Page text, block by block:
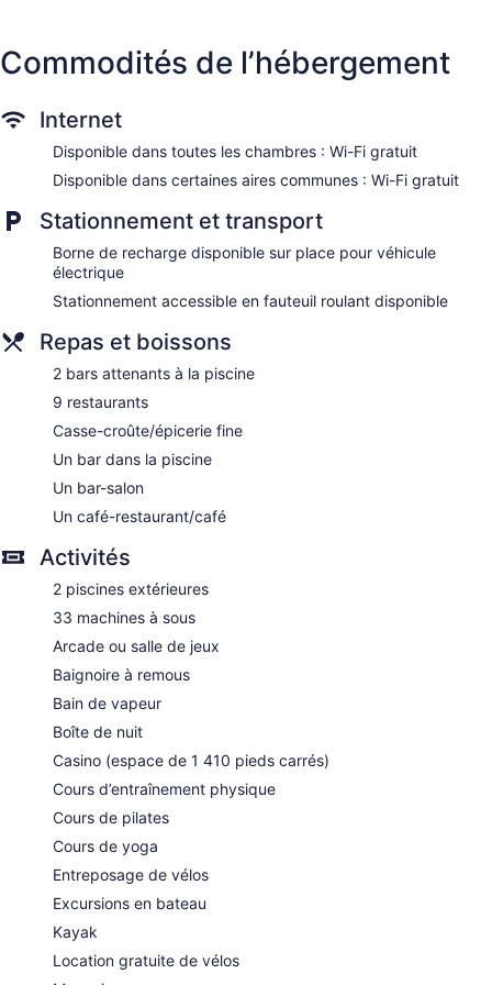
Nightclub
Beach lounge chairs
Towels for the beach
Poolside lounge chairs
Business facilities
Conference space
Dry cleaning
Self-service laundry
Front desk (24 hours)
Express check-in
Express check-out
Staff is multilingual
Storage area for luggage
Front-desk safe
Tour and ticket information
Wedding services available
Game room or arcade
Pool or billiards table
Convenience store
Terrace
Garden
BBQ grill(s)
Gift shop
Beauty salon
ATM
Onsite shopping
Bellhop
Elevator
Smoking in designated areas
Bar or lounge
Commodités de l’hébergement
Internet
Disponible dans toutes les chambres : Wi-Fi gratuit
Disponible dans certaines aires communes : Wi-Fi gratuit
Stationnement et transport
Borne de recharge disponible sur place pour véhicule
électrique
Stationnement accessible en fauteuil roulant disponible
Repas et boissons
2 bars attenants à la piscine
9 restaurants
Casse-croûte/épicerie fine
Un bar dans la piscine
Un bar-salon
Un café-restaurant/café
Activités
2 piscines extérieures
33 machines à sous
Arcade ou salle de jeux
Baignoire à remous
Bain de vapeur
Boîte de nuit
Casino (espace de 1 410 pieds carrés)
Cours d’entraînement physique
Cours de pilates
Cours de yoga
Entreposage de vélos
Excursions en bateau
Kayak
Location gratuite de vélos